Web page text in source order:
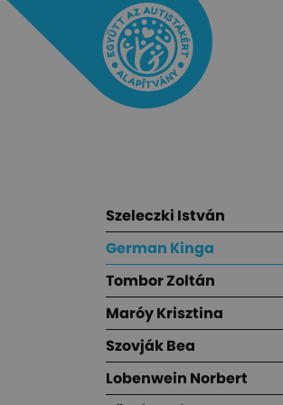
Szeleczki István
German Kinga
Tombor Zoltán
Maróy Krisztina
Szovják Bea
Lobenwein Norbert